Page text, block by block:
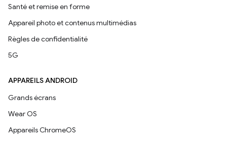
Santé et remise en forme
Appareil photo et contenus multimédias
Règles de confidentialité
5G
APPAREILS ANDROID
Grands écrans
Wear OS
Appareils ChromeOS